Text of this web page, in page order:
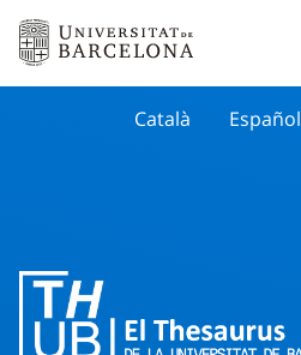
Català Español